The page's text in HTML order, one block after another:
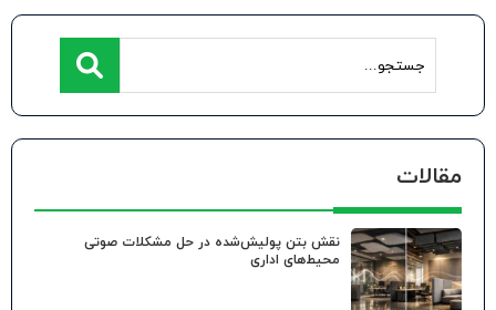
مقالات
نقش بتن پولیش‌شده در حل مشکلات صوتی
محیط‌های اداری